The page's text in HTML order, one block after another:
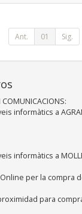
Ant. 01 Sig.
COMUNICACIONS:
informàtics a
informàtics a
per la compra
para